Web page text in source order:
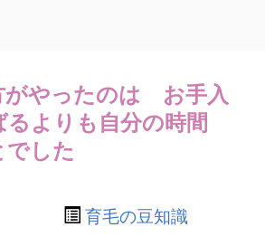
がやったのは お手入
よりも自分の時間
した
育毛の豆知識